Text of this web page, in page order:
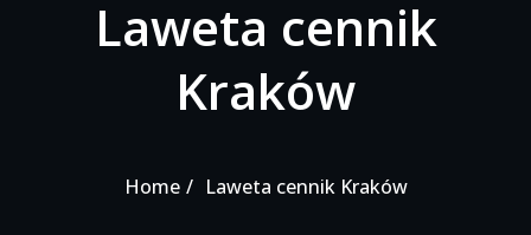
Laweta cennik
Kraków
Home Laweta cennik Kraków